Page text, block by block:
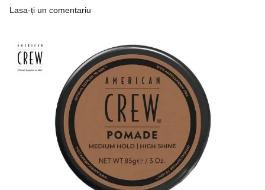
Lasa-ți un comentariu